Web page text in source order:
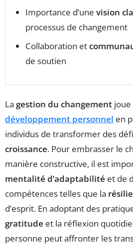
Importance d’une vision
processus de changement
Collaboration et
de soutien
La gestion du changement joue
développement personnel en
individus de transformer des
croissance. Pour embrasser le
manière constructive, il est
mentalité d’adaptabilité et de
compétences telles que la
d’esprit. En adoptant des
gratitude et la réflexion
personne peut affronter les